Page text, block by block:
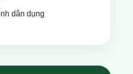
dân dụng